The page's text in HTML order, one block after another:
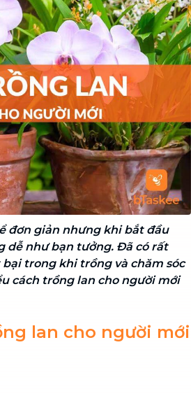
đơn giản nhưng khi bắt đầu
dễ như bạn tưởng. Đã có rất
trong khi trồng và chăm sóc
cách trồng lan cho người mới
lan cho người mới